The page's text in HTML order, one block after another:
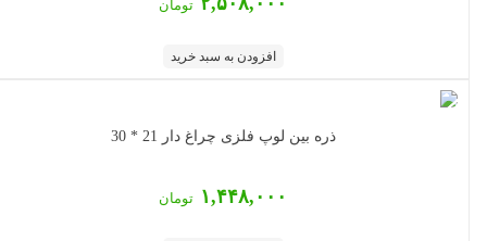
تومان
افزودن به سبد خرید
ذره بین لوپ فلزی چراغ دار 21 * 30
۱,۴۴۸,۰۰۰تومان